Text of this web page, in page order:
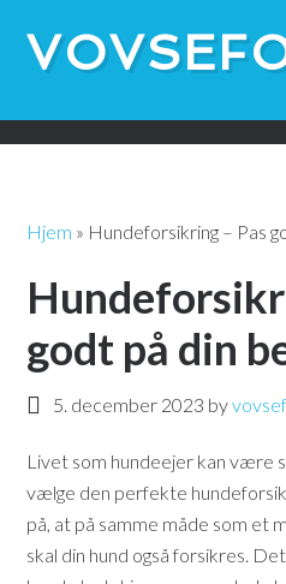
Selskaber Dyrenes
Hjem » Hundeforsikring – Pas
godt på din
5. december 2023 by
Livet som hundeejer kan være
vælge den perfekte
på, at på samme måde som et
skal din hund også forsikres.